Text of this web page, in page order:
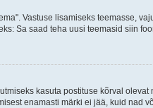
Vastuse lisamiseks teemasse,
Sa saad teha uusi teemasid siin
kasuta postituse kõrval
enamasti märki ei jää, kuid nad